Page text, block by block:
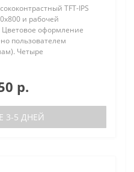
TFT-IPS
и рабочей
Цветовое оформление
пользователем
Четыре
р.
3-5 ДНЕЙ